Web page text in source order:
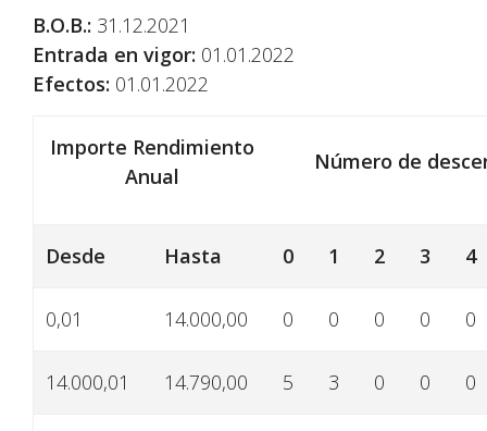
B.O.B.: 31.12.2021
Entrada en vigor: 01.01.2022
Efectos: 01.01.2022
Importe Rendimiento
Anual
Número de
Desde Hasta 0 1 2 3 4
0,01 14.000,00 0 0 0 0 0
14.000,01 14.790,00 5 3 0 0 0